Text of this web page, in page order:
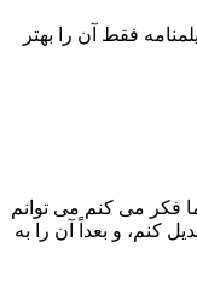
فقط آن را بهتر
فکر می کنم می توانم
کنم، و بعداً آن را به